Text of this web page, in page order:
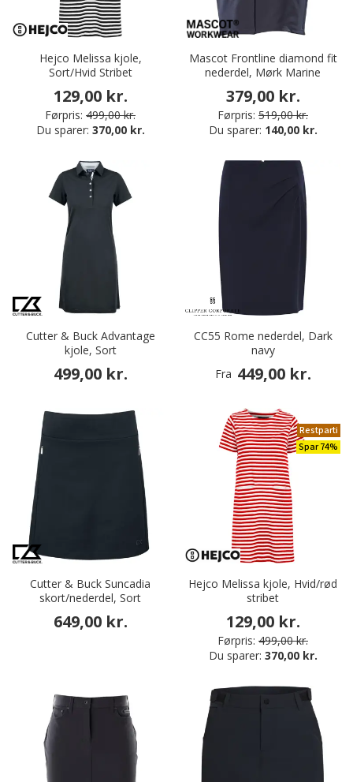
Hejco Melissa kjole,
Sort/Hvid Stribet
129,00 kr.
Førpris: 499,00 kr.
Du sparer: 370,00 kr.
Mascot Frontline diamond fit
nederdel, Mørk Marine
379,00 kr.
Førpris: 519,00 kr.
Du sparer: 140,00 kr.
Cutter & Buck Advantage
kjole, Sort
499,00 kr.
CC55 Rome nederdel, Dark
navy
Fra 449,00 kr.
Cutter & Buck Suncadia
skort/nederdel, Sort
649,00 kr.
Restparti
Spar 74%
Hejco Melissa kjole, Hvid/rød
stribet
129,00 kr.
Førpris: 499,00 kr.
Du sparer: 370,00 kr.